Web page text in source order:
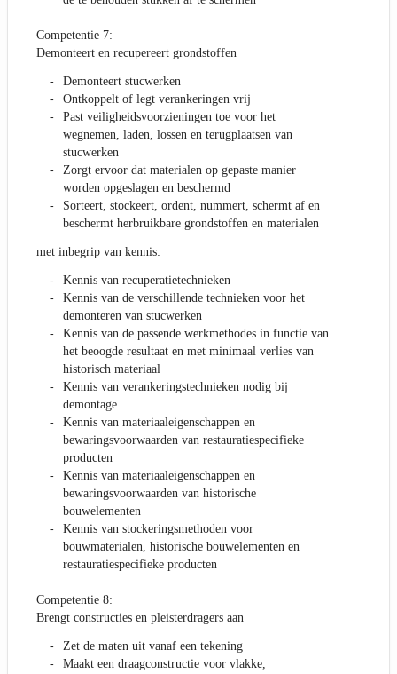
Competentie 7:
Demonteert en recupereert grondstoffen
Demonteert stucwerken
Ontkoppelt of legt verankeringen vrij
Past veiligheidsvoorzieningen toe voor het
wegnemen, laden, lossen en terugplaatsen van
stucwerken
Zorgt ervoor dat materialen op gepaste manier
worden opgeslagen en beschermd
Sorteert, stockeert, ordent, nummert, schermt af en
beschermt herbruikbare grondstoffen en materialen
met inbegrip van kennis:
Kennis van recuperatietechnieken
Kennis van de verschillende technieken voor het
demonteren van stucwerken
Kennis van de passende werkmethodes in functie van
het beoogde resultaat en met minimaal verlies van
historisch materiaal
Kennis van verankeringstechnieken nodig bij
demontage
Kennis van materiaaleigenschappen en
bewaringsvoorwaarden van restauratiespecifieke
producten
Kennis van materiaaleigenschappen en
bewaringsvoorwaarden van historische
bouwelementen
Kennis van stockeringsmethoden voor
bouwmaterialen, historische bouwelementen en
restauratiespecifieke producten
Competentie 8:
Brengt constructies en pleisterdragers aan
Zet de maten uit vanaf een tekening
Maakt een draagconstructie voor vlakke,